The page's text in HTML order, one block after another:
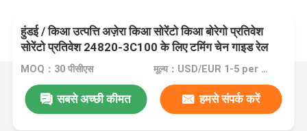
हुंडई / किआ उत्पत्ति अज़ेरा किआ सोरेंटो किआ बोरेगो प्रतिवेश
सोरेंटो प्रतिवेश 24820-3C100 के लिए टमिंग चेन गाइड रेल
MOQ：30 पीसीएस मूल्य：USD/EUR 1-5 per pcs
सबसे अच्छी कीमत हमसे संपर्क करें